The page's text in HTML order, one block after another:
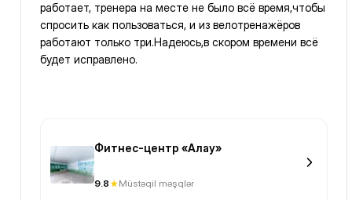
работает, тренера на месте не было всё время,чтобы
спросить как пользоваться, и из велотренажёров
работают только три.Надеюсь,в скором времени всё
будет исправлено.
Фитнес-центр «Алау»
9.8 Müstəqil məşqlər